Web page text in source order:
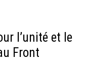
l’unité et le
Front